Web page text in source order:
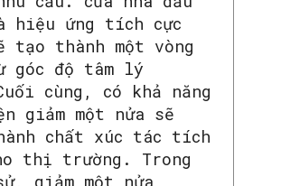
hiệu ứng tích cực
tạo thành một vòng
góc độ tâm lý
cùng, có khả năng
giảm một nửa sẽ
chất xúc tác tích
thị trường. Trong
giảm một nửa